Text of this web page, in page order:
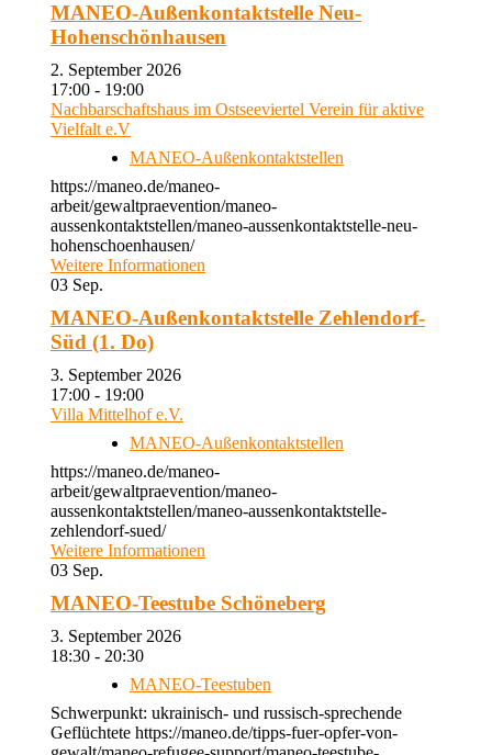
MANEO-Außenkontaktstelle Neu-
Hohenschönhausen
2. September 2026
17:00 - 19:00
Nachbarschaftshaus im Ostseeviertel Verein für aktive
Vielfalt e.V
MANEO-Außenkontaktstellen
https://maneo.de/maneo-
arbeit/gewaltpraevention/maneo-
aussenkontaktstellen/maneo-aussenkontaktstelle-neu-
hohenschoenhausen/
Weitere Informationen
03 Sep.
MANEO-Außenkontaktstelle Zehlendorf-
Süd (1. Do)
3. September 2026
17:00 - 19:00
Villa Mittelhof e.V.
MANEO-Außenkontaktstellen
https://maneo.de/maneo-
arbeit/gewaltpraevention/maneo-
aussenkontaktstellen/maneo-aussenkontaktstelle-
zehlendorf-sued/
Weitere Informationen
03 Sep.
MANEO-Teestube Schöneberg
3. September 2026
18:30 - 20:30
MANEO-Teestuben
Schwerpunkt: ukrainisch- und russisch-sprechende
Geflüchtete https://maneo.de/tipps-fuer-opfer-von-